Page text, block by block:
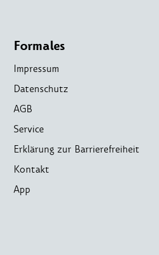
Formales
Impressum
Datenschutz
AGB
Service
Erklärung zur Barrierefreiheit
Kontakt
App